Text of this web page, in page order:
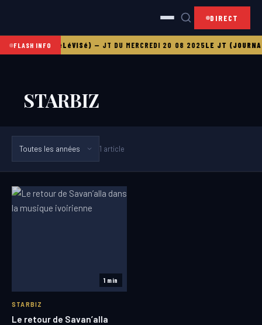
DIRECT
FLASH INFO
(JOURNAL TéLéVISé)—JT DU MERCREDI 20 08 2025LE JT
STARBIZ
1 article
1 min
STARBIZ
Le retour de Savan’alla